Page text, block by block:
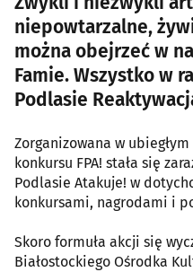
niepowtarzalne,
można obejrzeć w
Famie. Wszystko w
Podlasie
Zorganizowana w
konkursu FPA! stała się
Podlasie Atakuje! w
konkursami, nagrodami i
Skoro formuła akcji się
Białostockiego Ośrodka